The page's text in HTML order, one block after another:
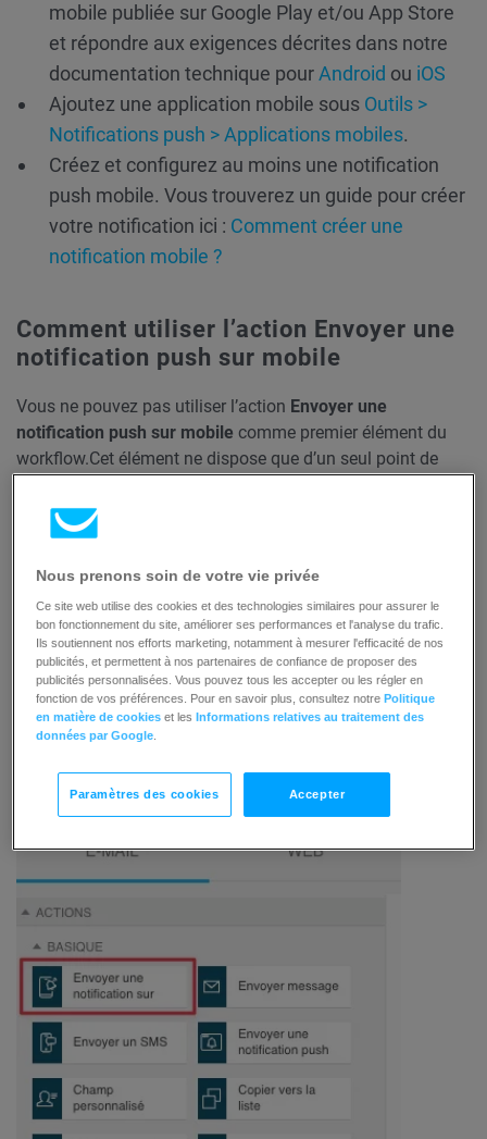
mobile publiée sur Google Play et/ou App Store
et répondre aux exigences décrites dans notre
documentation technique pourAndroid ou iOS
Ajoutez une application mobile sous Outils >
Notifications push > Applications mobiles.
Créez et configurez au moins une notification
push mobile. Vous trouverez un guide pour créer
votre notification ici : Comment créer une
notification mobile ?
Comment utiliser l’action Envoyer une
notification push sur mobile
Vous ne pouvez pas utiliser l’action Envoyer une
notification push sur mobile comme premier élément du
workflow.Cet élément ne dispose que d’un seul point de
notification.
Pour ajouter l’action
Envoyer une notification push sur
élément dans votre espace de travail et le connecter à au
moins un autre élément.
Nous prenons soin de votre vie privée
Ce site web utilise des cookies et des technologies similaires pour assurer le
bon fonctionnement du site, améliorer ses performances et l'analyse du trafic.
Ils soutiennent nos efforts marketing, notamment à mesurer l'efficacité de nos
publicités, et permettent à nos partenaires de confiance de proposer des
publicités personnalisées. Vous pouvez tous les accepter ou les régler en
fonction de vos préférences. Pour en savoir plus, consultez notrePolitique
en matière de cookies et lesInformations relatives au traitement des
données par Google
Paramètres des cookies Accepter